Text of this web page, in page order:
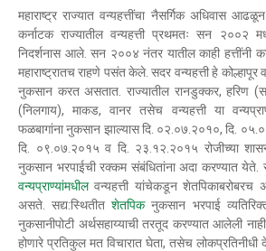
महाराष्ट्र राज्यात वन्यहत्तींचा नैसर्गिक अधिवास
कर्नाटक राज्यातील वन्यहत्ती प्रथमतः सन २००२
निदर्शनास आले. सन २००४ नंतर यातील काही हत्तींनी
महाराष्ट्रातच राहणे पसंत केले. सदर वन्यहत्ती हे कोल्हापूर व
नुकसान करत असतात. राज्यातील रानडुक्कर, हरिण
(निलगाय), माकड, वानर तसेच वन्यहत्ती या
फळबागांना नुकसान झाल्यास दि. ०२.०७.२०१०, दि.
दि. ०९.०७.२०१५ व दि. २३.१२.२०१५ रोजीच्या शासन
नुकसान भरपाईची रक्कम संबंधितांना अदा करण्यात येते.
वन्यप्राण्यांमधीलवन्यहत्ती यांचेकडून शेतपिकाबरोबरच
असते. सद्य:स्थितीतशेतपिकनुकसान भरपाई
नुकसानीपोटी अर्थसहाय्याची तरतूद करण्यात आलेली
होणारे प्रतिकुल मत विचारात घेता, तसेच लोकप्रतिनीधी